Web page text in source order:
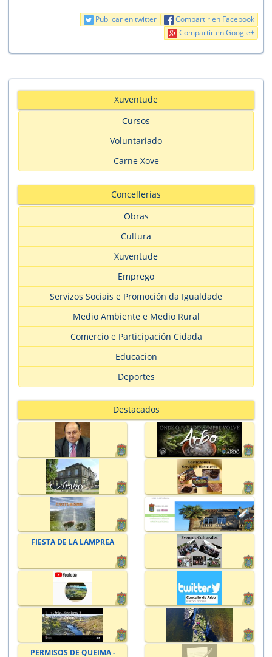
Compartir en Facebook
Publicar en twitter
Compartir en Google+
Xuventude
Cursos
Voluntariado
Carne Xove
Concellerías
Obras
Cultura
Xuventude
Emprego
Servizos Sociais e Promoción da Igualdade
Medio Ambiente e Medio Rural
Comercio e Participación Cidada
Educacion
Deportes
Destacados
FIESTA DE LA LAMPREA
PERMISOS DE QUEIMA -